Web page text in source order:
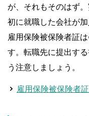
が、それもそのはず
初に就職した会社が
雇用保険被保険者証
す。転職先に提出す
う注意しましょう。
雇用保険被保険者